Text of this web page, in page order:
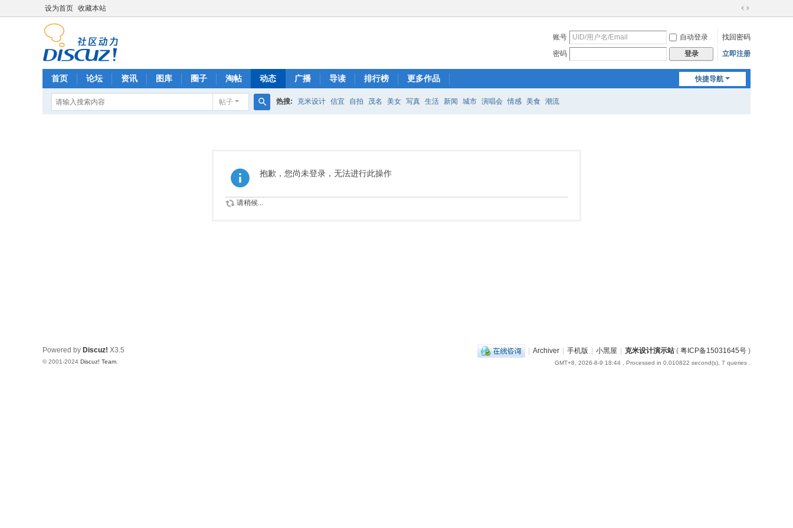
设为首页 收藏本站
切
到
宽
账号 自动登录
找回密码
密码
登录 立即注册
快捷导航
首页 论坛 资讯 图库 圈子 淘帖 动态 广播 导读 排行榜 更多作品
帖子 热搜: 克米设计 信宜 自拍 茂名 美女 写真 生活 新闻 城市 演唱会 情感 美食 潮流
抱歉，您尚未登录，无法进行此操作
请稍候...
| Archiver | 手机版 | 小黑屋 | 克米设计演示站 ( 粤ICP备15031645号 )
GMT+8, 2026-8-9 18:44 , Processed in 0.010822 second(s), 7 queries .
Powered by Discuz! X3.5
© 2001-2024 Discuz! Team